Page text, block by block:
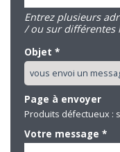
Entrez plusieurs
/ ou sur différentes
Objet *
Page à envoyer
Produits défectueux :
Votre message *